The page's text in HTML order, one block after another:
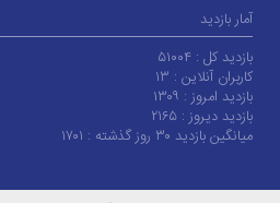
آمار بازدید
بازدید کل : ۵۱۰۰۴
کاربران آنلاین : ۱۳
بازدید امروز : ۱۳۰۹
بازدید دیروز : ۲۱۶۵
میانگین بازدید ۳۰ روز گذشته :
۱۷۰۱